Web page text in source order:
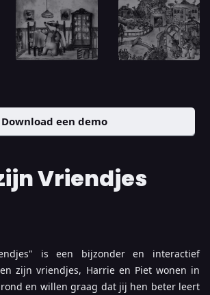
Download een demo
Vriendjes
is een bijzonder en interactief
zijn vriendjes, Harrie en Piet wonen in
en willen graag dat jij hen beter leert